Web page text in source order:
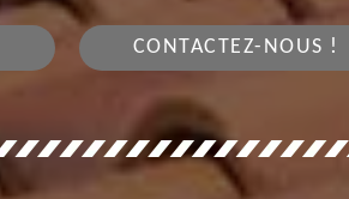
CONTACTEZ-NOUS !